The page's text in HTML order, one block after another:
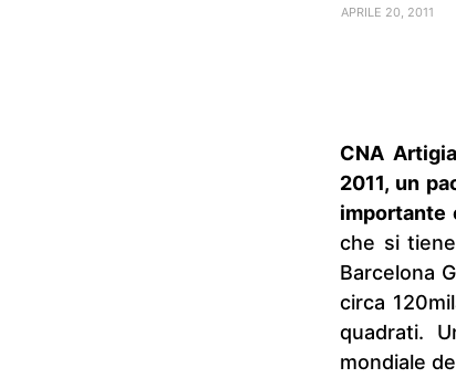
APRILE 20, 2011
CNA
2011, un
importante
che si
Barcelona
circa
quadrati.
mondiale